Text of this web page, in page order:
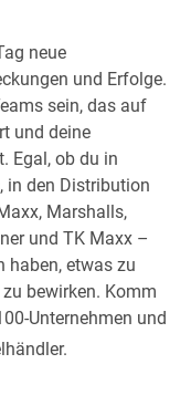
neue
und Erfolge.
sein, das auf
und deine
Egal, ob du in
in den Distribution
Marshalls,
und TK Maxx –
haben, etwas zu
bewirken. Komm
Unternehmen und